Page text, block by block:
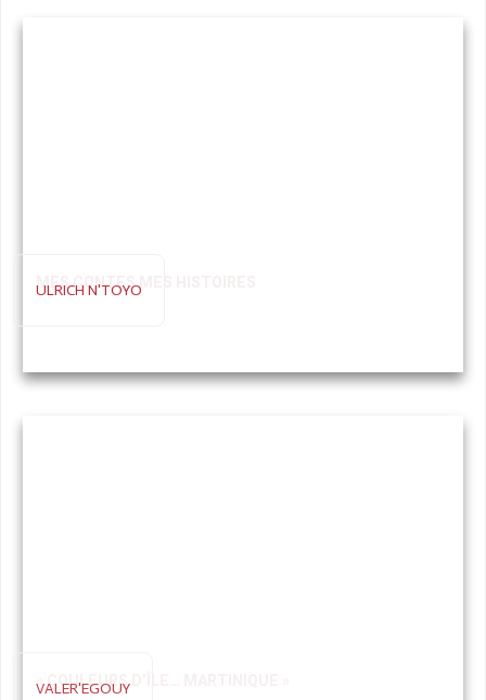
MES CONTES MES HISTOIRES
ULRICH N'TOYO
« COULEURS D’ÎLE… MARTINIQUE »
VALER'EGOUY